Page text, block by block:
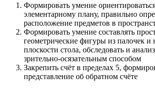
Формировать умение
элементарному плану, правильно
расположение предметов в
Формировать умение составлять
геометрические фигуры из палочек и
плоскости стола, обследовать и
зрительно-осязательным способом
Закрепить счёт в пределах 5,
представление об обратном счёте